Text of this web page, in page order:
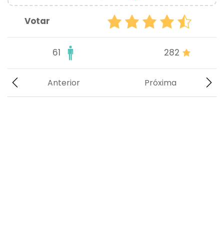
Votar
61 282
Próxima
Anterior